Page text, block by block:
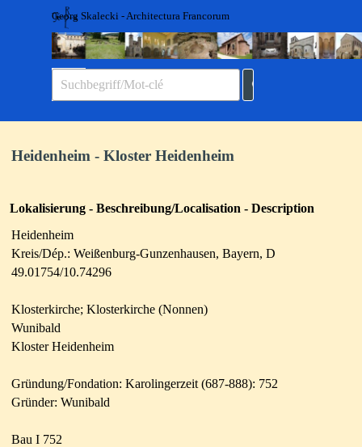
Direkt zum Seiteninhalt
Georg Skalecki - Architectura Francorum
Heidenheim - Kloster Heidenheim
Lokalisierung - Beschreibung/Localisation - Description
Heidenheim
Kreis/Dép.: Weißenburg-Gunzenhausen, Bayern, D
49.01754/10.74296
Klosterkirche; Klosterkirche (Nonnen)
Wunibald
Kloster Heidenheim
Gründung/Fondation: Karolingerzeit (687-888): 752
Gründer: Wunibald
Bau I 752